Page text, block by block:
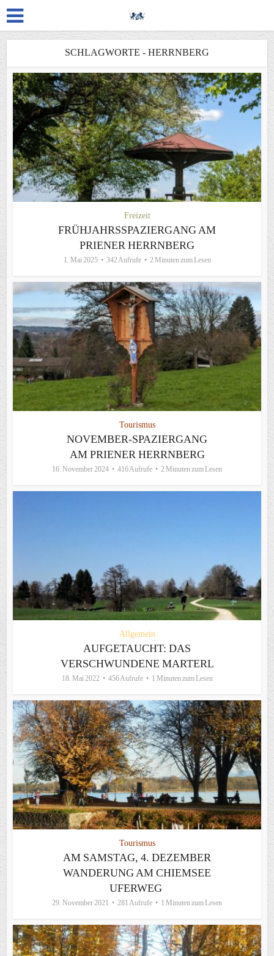
SCHLAGWORTE - HERRNBERG
Freizeit
FRÜHJAHRSSPAZIERGANG AM
PRIENER HERRNBERG
1. Mai 2025 342 Aufrufe 2 Minuten zum Lesen
Tourismus
NOVEMBER-SPAZIERGANG
AM PRIENER HERRNBERG
16. November 2024 416 Aufrufe 2 Minuten zum Lesen
Allgemein
AUFGETAUCHT: DAS
VERSCHWUNDENE MARTERL
18. Mai 2022 456 Aufrufe 1 Minuten zum Lesen
Tourismus
AM SAMSTAG, 4. DEZEMBER
WANDERUNG AM CHIEMSEE
UFERWEG
29. November 2021 281 Aufrufe 1 Minuten zum Lesen